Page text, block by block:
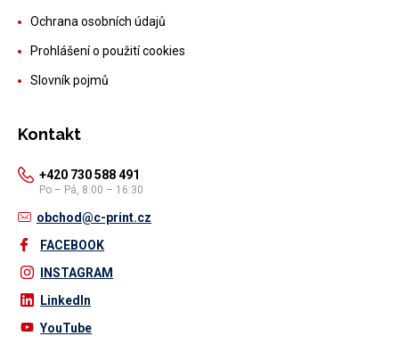
Ochrana osobních údajů
Prohlášení o použití cookies
Slovník pojmů
Kontakt
+420 730 588 491
Po – Pá, 8:00 – 16:30
obchod@c-print.cz
FACEBOOK
INSTAGRAM
LinkedIn
YouTube